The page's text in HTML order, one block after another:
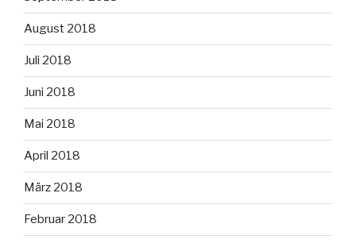
August 2018
Juli 2018
Juni 2018
Mai 2018
April 2018
März 2018
Februar 2018